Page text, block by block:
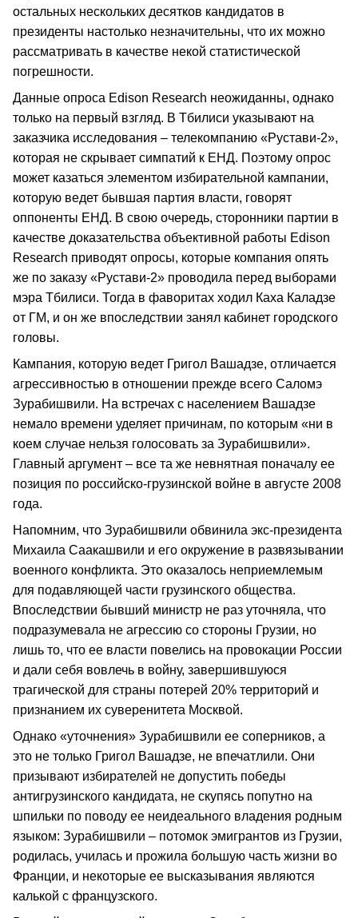
остальных нескольких десятков кандидатов в
президенты настолько незначительны, что их можно
рассматривать в качестве некой статистической
погрешности.
Данные опроса Edison Research неожиданны, однако
только на первый взгляд. В Тбилиси указывают на
заказчика исследования – телекомпанию «Рустави-2»,
которая не скрывает симпатий к ЕНД. Поэтому опрос
может казаться элементом избирательной кампании,
которую ведет бывшая партия власти, говорят
оппоненты ЕНД. В свою очередь, сторонники партии в
качестве доказательства объективной работы Edison
Research приводят опросы, которые компания опять
же по заказу «Рустави-2» проводила перед выборами
мэра Тбилиси. Тогда в фаворитах ходил Каха Каладзе
от ГМ, и он же впоследствии занял кабинет городского
головы.
Кампания, которую ведет Григол Вашадзе, отличается
агрессивностью в отношении прежде всего Саломэ
Зурабишвили. На встречах с населением Вашадзе
немало времени уделяет причинам, по которым «ни в
коем случае нельзя голосовать за Зурабишвили».
Главный аргумент – все та же невнятная поначалу ее
позиция по российско-грузинской войне в августе 2008
года.
Напомним, что Зурабишвили обвинила экс-президента
Михаила Саакашвили и его окружение в развязывании
военного конфликта. Это оказалось неприемлемым
для подавляющей части грузинского общества.
Впоследствии бывший министр не раз уточняла, что
подразумевала не агрессию со стороны Грузии, но
лишь то, что ее власти повелись на провокации России
и дали себя вовлечь в войну, завершившуюся
трагической для страны потерей 20% территорий и
признанием их суверенитета Москвой.
Однако «уточнения» Зурабишвили ее соперников, а
это не только Григол Вашадзе, не впечатлили. Они
призывают избирателей не допустить победы
антигрузинского кандидата, не скупясь попутно на
шпильки по поводу ее неидеального владения родным
языком: Зурабишвили – потомок эмигрантов из Грузии,
родилась, училась и прожила большую часть жизни во
Франции, и некоторые ее высказывания являются
калькой с французского.